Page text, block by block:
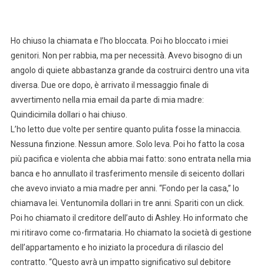
Ho chiuso la chiamata e l’ho bloccata. Poi ho bloccato i miei
genitori. Non per rabbia, ma per necessità. Avevo bisogno di un
angolo di quiete abbastanza grande da costruirci dentro una vita
diversa. Due ore dopo, è arrivato il messaggio finale di
avvertimento nella mia email da parte di mia madre:
Quindicimila dollari o hai chiuso.
L’ho letto due volte per sentire quanto pulita fosse la minaccia.
Nessuna finzione. Nessun amore. Solo leva. Poi ho fatto la cosa
più pacifica e violenta che abbia mai fatto: sono entrata nella mia
banca e ho annullato il trasferimento mensile di seicento dollari
che avevo inviato a mia madre per anni. “Fondo per la casa,” lo
chiamava lei. Ventunomila dollari in tre anni. Spariti con un click.
Poi ho chiamato il creditore dell’auto di Ashley. Ho informato che
mi ritiravo come co-firmataria. Ho chiamato la società di gestione
dell’appartamento e ho iniziato la procedura di rilascio del
contratto. “Questo avrà un impatto significativo sul debitore